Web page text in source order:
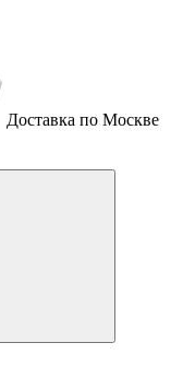
Доставка по Москве